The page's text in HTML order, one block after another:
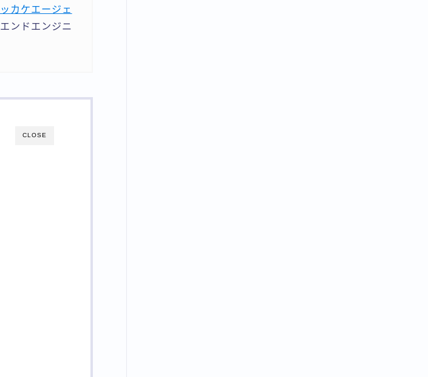
カケエージェ
ンドエンジニ
CLOSE